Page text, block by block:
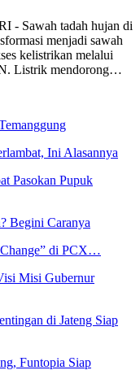
- Sawah tadah hujan di
menjadi sawah
kelistrikan melalui
Listrik mendorong…
Ini Alasannya
Pasokan Pupuk
Begini Caranya
di PCX…
Misi Gubernur
di Jateng Siap
Funtopia Siap